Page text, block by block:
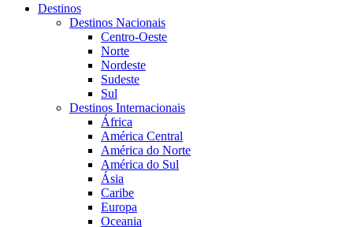
Destinos
Destinos Nacionais
Centro-Oeste
Norte
Nordeste
Sudeste
Sul
Destinos Internacionais
África
América Central
América do Norte
América do Sul
Ásia
Caribe
Europa
Oceania